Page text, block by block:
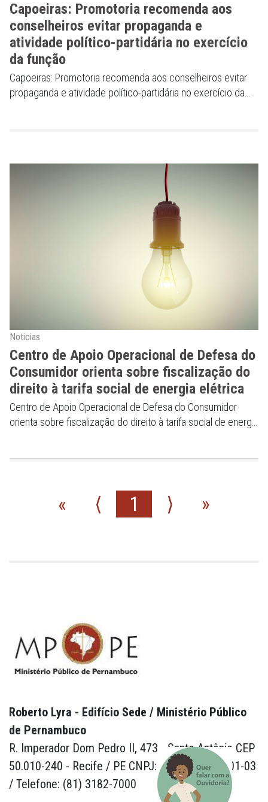
Capoeiras: Promotoria recomenda aos
conselheiros evitar propaganda e
atividade político-partidária no exercício
da função
Capoeiras: Promotoria recomenda aos conselheiros evitar
propaganda e atividade político-partidária no exercício da
Noticias
Centro de Apoio Operacional de Defesa do
Consumidor orienta sobre fiscalização do
direito à tarifa social de energia elétrica
Centro de Apoio Operacional de Defesa do Consumidor
orienta sobre fiscalização do direito à tarifa social de energia
« ⟨ 1 ⟩ »
Roberto Lyra - Edifício Sede / Ministério Público
de Pernambuco
R. Imperador Dom Pedro II, 473 - Santo Antônio CEP
50.010-240 - Recife / PE CNPJ: 24.417.065/0001-03
/ Telefone: (81) 3182-7000